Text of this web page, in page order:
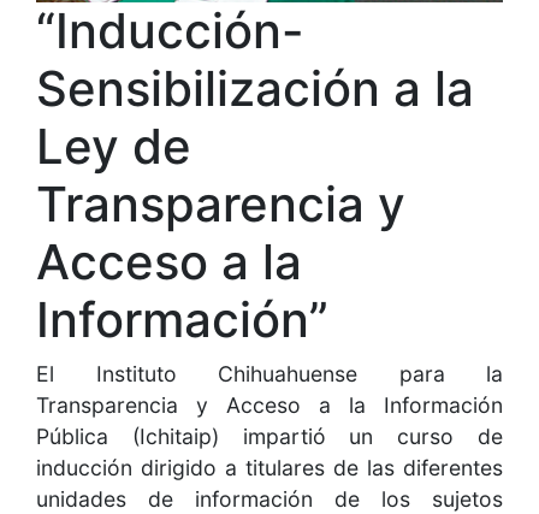
“Inducción-
Sensibilización a la
Ley de
Transparencia y
Acceso a la
Información”
El Instituto Chihuahuense para la
Transparencia y Acceso a la Información
Pública (Ichitaip) impartió un curso de
inducción dirigido a titulares de las diferentes
unidades de información de los sujetos